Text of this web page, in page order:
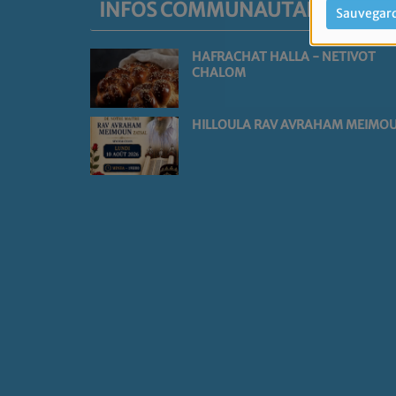
INFOS COMMUNAUTAIRES
HAFRACHAT HALLA - NETIVOT
CHALOM
HILLOULA RAV AVRAHAM